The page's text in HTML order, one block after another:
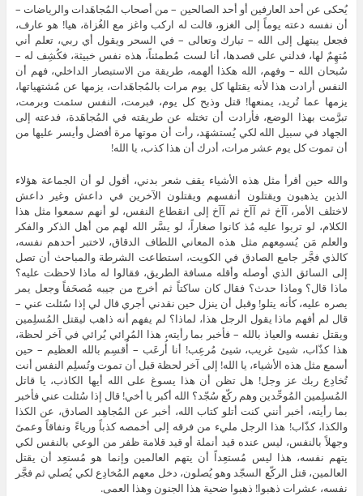
يُحكى عن أحد العارفين أو أحد الصالحين – من أصحاب المُجاهَدات والرياضات –
أن نفسه دعته يوماً إلى الغزو، قالت له اركب واغز مع الغُزاة، هيا! هو عارف،
فجعل يبتهل إلى الله – تبارك وتعالى – في السحر ويقول أي ربي، تعلم أني
مُتهِمٌ لها، فدلني على قصدها، أنا لست مُطمئناً، هذه نفس خبيثة، فكُشِف له –
سُبحان الله – وفهم، الله هكذا ألهمه، طريقة من الاستبصار الداخلي، فهم أن
النفس أرادت هذا لأنه يقتلها كل يوم مرات بالمُجاهَدات، يزمها عن مُشتهياتها،
يزمها عما تُريد، يمنعها! قتل وذبح كل يوم، فبرمت، النفس سئمت وبرمت،
تبرَّمت بهذا الوضع، فأرادت أن تختله عن طريقته في المُجاهَدة، فدعته إلى
الجهاد في سبيل الله لكي يُستشهَد، رأت أن موتها مرة أفضل وأيسر عليها من
أن تموت كل يوم عشر مرات، أدرك أن هذا كذب، يا الله!
والله حين أقرأ مثل هذه الأشياء يقف شعر بدني، أقول لو أن الجماعة هؤلاء
الذين يذهبون ويقتلون أنفسهم ويقتلون الآخرين في داعش وغير داعش
لاختلف الأمر، آآخ ثم آآخ ثم آآخ إلى انقطاع النفس، لو أنهم سمعوا مثل هذا
الكلام، لو تربوا عليه مُذ كانوا صغاراً، لو يسَّر الله لهم من أهل الذكر والفكر
والعلم مَن يُسمِعهم مثل هذه المعاني اللطاف الدقاق، لاختبر أحدهم نفسه،
كالذي فجَّر جامع الصادق في الكويت، استطاعت الشرطة والمباحث أن تصل
إلى السائق الذي أوصله وأقله مسافة الطريق، فقالوا له ماذا لاحظت عليه؟
ماذا قال؟ وماذا حدث؟ فقال كان ساكتاً ثم أخرج من جيبه مُصحَفاً وجعل يمر
بصره عليه، كأنه يتلو! وقبل أن ينزل حين نقدني أجري قال لي إذا سُئلت عني –
قال لم أفهم ماذا يقول الرجل هذا، لماذا؟ لم يفهم أنه ذاهب ليقتل المُسلِمين
ويقتل نفسه والعياذ بالله – فأخبر بما رأيته، هذا المُرائي يُرائي في آخر لحظة،
هذا كذّاب، شيئ غريب، شيئ مُرعِب! أنا أُرعَب – أُقسِم بالله العظيم – حين
أسمع مثل هذه الأشياء، يا الله! إلى آخر لحظة قبل أن تموت وتُسلِم النفس أنت
تُخادِع ربك عز وجل! هل تظن أن هذا يسوغ على الله أيها الكاذب، يا قاتل
المُسلِمين المُوحِّدين وهم ركّع سُجّد؟ الله أكبر يا أخي! قال إذا سُئلت عني فأخبر
بما رأيته، أخبر أنني كنت أتلو كتاب الله، أخبر عن المُجاهِد الصادق، عن الكذا
والكذا، كذّاب! هذا الرجل مليء من فرقه إلى أخمصه كذباً ورياءً ونفاقاً وعمىً
وجهلاً بالنفس، ليس عنده قيد أنملة أو قيد قلامة ظفر من الوعي بالنفس لكي
يتهم نفسه، هذا ليس مُستعِداً أن يتهم العالمين وإنما هو مُستعِد أن يقتل
العالمين، قتل الركّع السجّد وهو يُصلون، دخل معهم المُخادِع لكي يُصلي ثم فجَّر
نفسه، عشرات ذهبوا! ذهبوا ضحية هذا الجنون وهذا العمى.